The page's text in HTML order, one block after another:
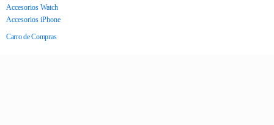
Accesorios Watch
Accesorios iPhone
Carro de Compras